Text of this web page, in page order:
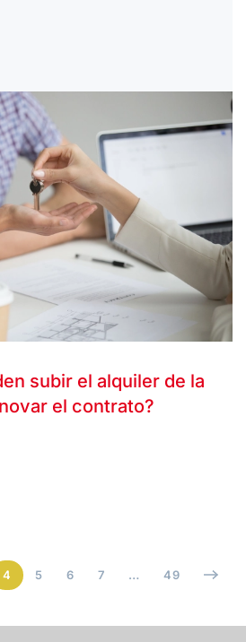
subir el alquiler de la
el contrato?
4 5 6 7 … 49